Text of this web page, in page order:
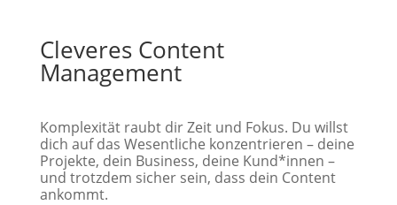
Cleveres Content
Management
Komplexität raubt dir Zeit und Fokus. Du willst
dich auf das Wesentliche konzentrieren – deine
Projekte, dein Business, deine Kund*innen –
und trotzdem sicher sein, dass dein Content
ankommt.